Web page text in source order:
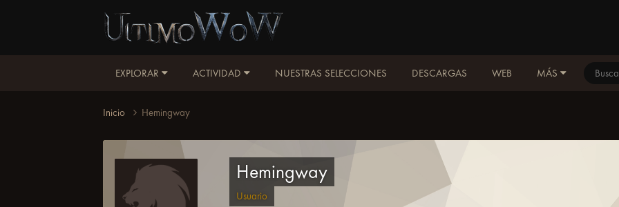
EXPLORAR ACTIVIDAD NUESTRAS SELECCIONES DESCARGAS WEB MÁS
Inicio Hemingway
Hemingway
Usuario